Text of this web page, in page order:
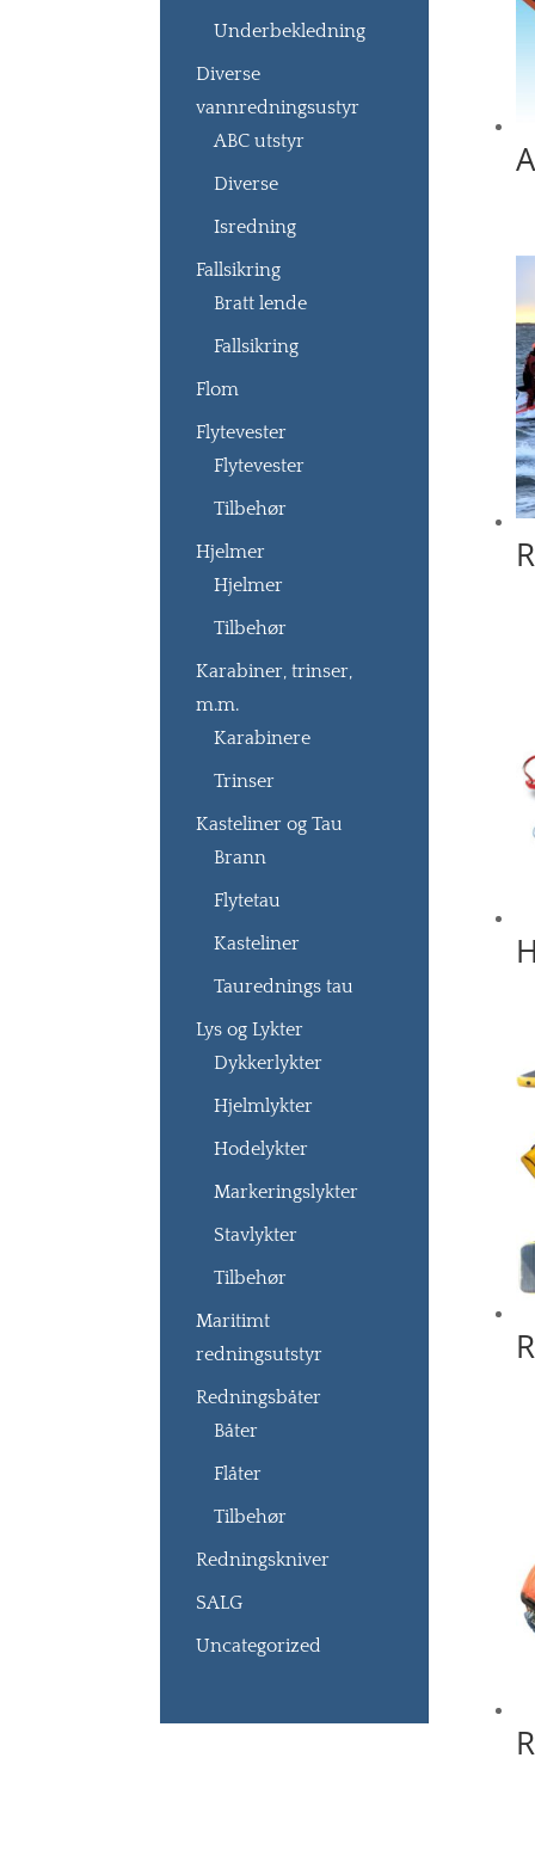
Underbekledning
Diverse
vannredningsustyr
ABC utstyr
Diverse
Isredning
Fallsikring
Bratt lende
Fallsikring
Flom
Flytevester
Flytevester
Tilbehør
Hjelmer
Hjelmer
Tilbehør
Karabiner, trinser,
m.m.
Karabinere
Trinser
Kasteliner og Tau
Brann
Flytetau
Kasteliner
Taurednings tau
Lys og Lykter
Dykkerlykter
Hjelmlykter
Hodelykter
Markeringslykter
Stavlykter
Tilbehør
Maritimt
redningsutstyr
Redningsbåter
Båter
Flåter
Tilbehør
Redningskniver
SALG
Uncategorized